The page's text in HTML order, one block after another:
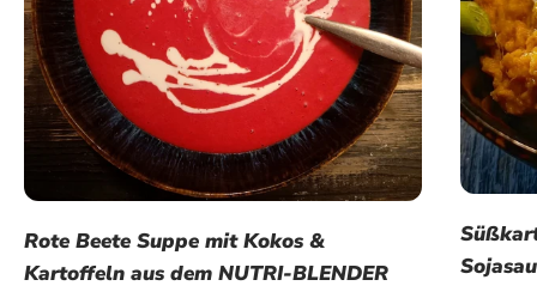
Rote Beete Suppe mit Kokos &
Kartoffeln aus dem NUTRI-BLENDER